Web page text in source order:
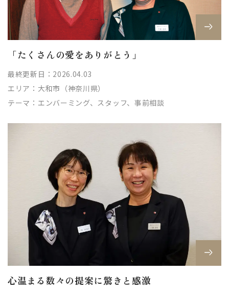
「たくさんの愛をありがとう」
最終更新日：2026.04.03
エリア： 大和市（神奈川県）
テーマ： エンバーミング、スタッフ、事前相談
心温まる数々の提案に驚きと感激